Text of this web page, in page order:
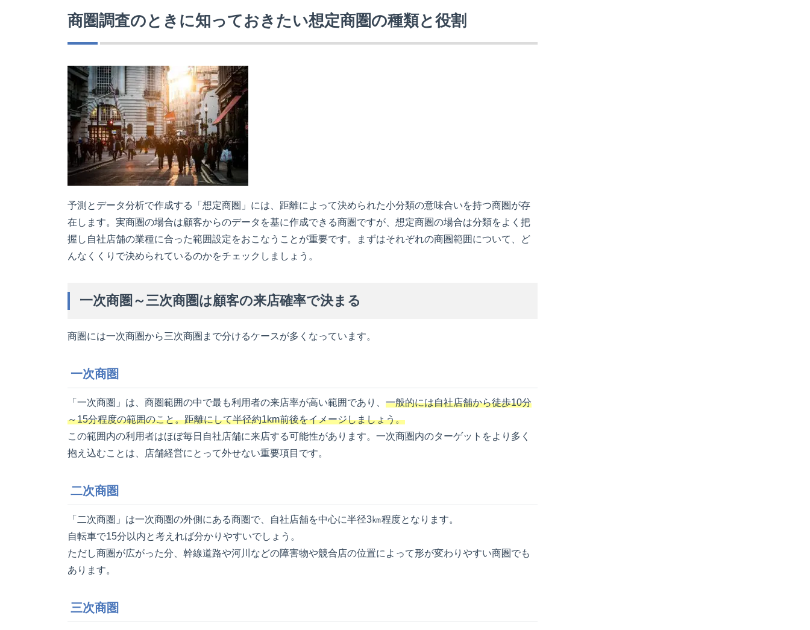
商圏調査のときに知っておきたい想定商圏の種類と役割
予測とデータ分析で作成する「想定商圏」には、距離によって決められた小分類の意味合いを持つ商圏が存
在します。実商圏の場合は顧客からのデータを基に作成できる商圏ですが、想定商圏の場合は分類をよく把
握し自社店舗の業種に合った範囲設定をおこなうことが重要です。まずはそれぞれの商圏範囲について、ど
んなくくりで決められているのかをチェックしましょう。
一次商圏～三次商圏は顧客の来店確率で決まる
商圏には一次商圏から三次商圏まで分けるケースが多くなっています。
一次商圏
「一次商圏」は、商圏範囲の中で最も利用者の来店率が高い範囲であり、 一般的には自社店舗から徒歩10分
～15分程度の範囲のこと。距離にして半径約1km前後をイメージしましょう。
この範囲内の利用者はほぼ毎日自社店舗に来店する可能性があります。一次商圏内のターゲットをより多く
抱え込むことは、店舗経営にとって外せない重要項目です。
二次商圏
「二次商圏」は一次商圏の外側にある商圏で、自社店舗を中心に半径3㎞程度となります。
自転車で15分以内と考えれば分かりやすいでしょう。
ただし商圏が広がった分、幹線道路や河川などの障害物や競合店の位置によって形が変わりやすい商圏でも
あります。
三次商圏